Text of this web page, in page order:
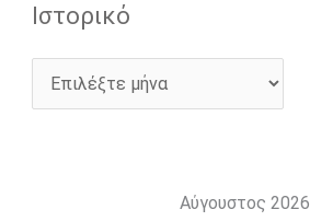
Ιστορικό
Αύγουστος 2026